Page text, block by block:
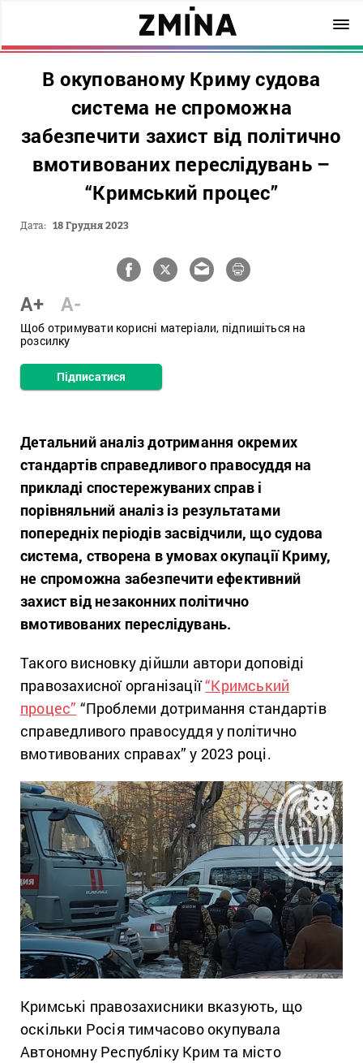
В окупованому Криму судова
система не спроможна
забезпечити захист від політично
вмотивованих переслідувань –
“Кримський процес”
Дата: 18 Грудня 2023
A+ A-
Щоб отримувати корисні матеріали, підпишіться на
розсилку
Підписатися
Детальний аналіз дотримання окремих
стандартів справедливого правосуддя на
прикладі спостережуваних справ і
порівняльний аналіз із результатами
попередніх періодів засвідчили, що судова
система, створена в умовах окупації Криму,
не спроможна забезпечити ефективний
захист від незаконних політично
вмотивованих переслідувань.
Такого висновку дійшли автори доповіді
правозахисної організації“Кримський
процес” “Проблеми дотримання стандартів
справедливого правосуддя у політично
вмотивованих справах” у 2023 році.
Кримські правозахисники вказують, що
оскільки Росія тимчасово окупувала
Автономну Республіку Крим та місто